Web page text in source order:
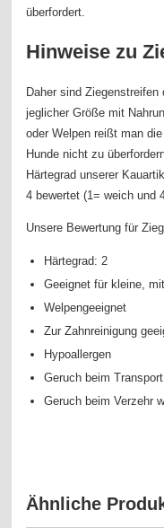
überfordert.
Hinweise zu
Daher sind
jeglicher Größe mit
oder Welpen reißt man
Hunde nicht zu
Härtegrad unserer
4 bewertet (1= weich und
Unsere Bewertung für
Härtegrad: 2
Geeignet für kleine,
Welpengeeignet
Zur Zahnreinigung
Hypoallergen
Geruch beim
Geruch beim Verzehr
Ähnliche